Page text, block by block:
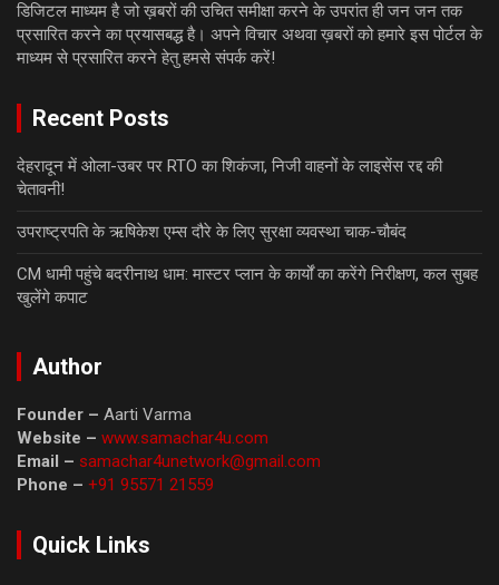
डिजिटल माध्यम है जो ख़बरों की उचित समीक्षा करने के उपरांत ही जन जन तक
प्रसारित करने का प्रयासबद्ध है। अपने विचार अथवा ख़बरों को हमारे इस पोर्टल के
माध्यम से प्रसारित करने हेतु हमसे संपर्क करें!
Recent Posts
देहरादून में ओला-उबर पर RTO का शिकंजा, निजी वाहनों के लाइसेंस रद्द की
चेतावनी!
उपराष्ट्रपति के ऋषिकेश एम्स दौरे के लिए सुरक्षा व्यवस्था चाक-चौबंद
CM धामी पहुंचे बदरीनाथ धाम: मास्टर प्लान के कार्यों का करेंगे निरीक्षण, कल सुबह
खुलेंगे कपाट
Author
Founder – Aarti Varma
Website – www.samachar4u.com
Email – samachar4unetwork@gmail.com
Phone – +91 95571 21559
Quick Links